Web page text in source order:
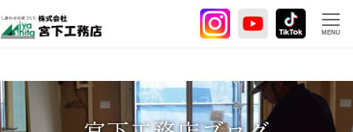
イ
ン
テ
ン
MENU